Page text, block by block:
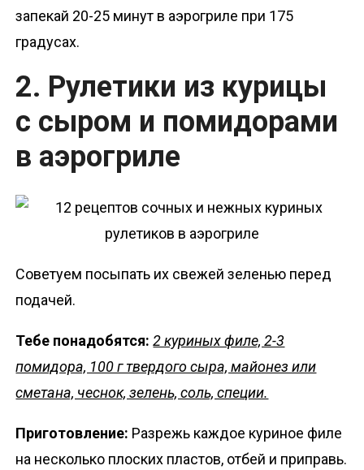
запекай 20-25 минут в аэрогриле при 175
градусах.
2. Рулетики из курицы
с сыром и помидорами
в аэрогриле
Советуем посыпать их свежей зеленью перед
подачей.
Тебе понадобятся:2 куриных филе, 2-3
помидора, 100 г твердого сыра, майонез или
сметана, чеснок, зелень, соль, специи.
Приготовление: Разрежь каждое куриное филе
на несколько плоских пластов, отбей и приправь.